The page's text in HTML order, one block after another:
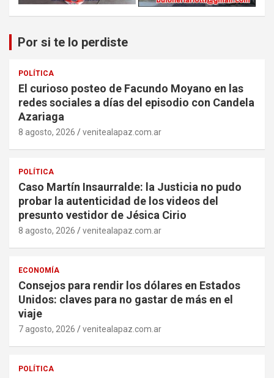
Por si te lo perdiste
POLÍTICA
El curioso posteo de Facundo Moyano en las
redes sociales a días del episodio con Candela
Azariaga
8 agosto, 2026 venitealapaz.com.ar
POLÍTICA
Caso Martín Insaurralde: la Justicia no pudo
probar la autenticidad de los videos del
presunto vestidor de Jésica Cirio
8 agosto, 2026 venitealapaz.com.ar
ECONOMÍA
Consejos para rendir los dólares en Estados
Unidos: claves para no gastar de más en el
viaje
7 agosto, 2026 venitealapaz.com.ar
POLÍTICA